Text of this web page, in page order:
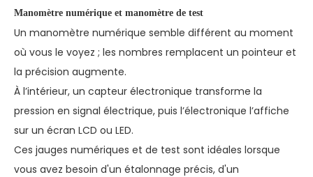
Manomètre numérique et manomètre de test
Un manomètre numérique semble différent au moment
où vous le voyez ; les nombres remplacent un pointeur et
la précision augmente.
À l’intérieur, un capteur électronique transforme la
pression en signal électrique, puis l’électronique l’affiche
sur un écran LCD ou LED.
Ces jauges numériques et de test sont idéales lorsque
vous avez besoin d'un étalonnage précis, d'un